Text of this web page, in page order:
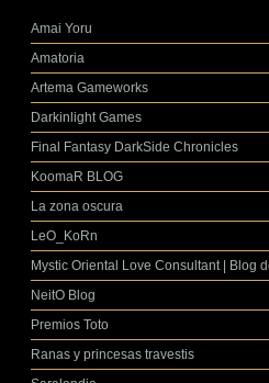
Amai Yoru
Amatoria
Artema Gameworks
Darkinlight Games
Final Fantasy DarkSide Chronicles
KoomaR BLOG
La zona oscura
LeO_KoRn
Mystic Oriental Love Consultant | Blog
NeitO Blog
Premios Toto
Ranas y princesas travestis